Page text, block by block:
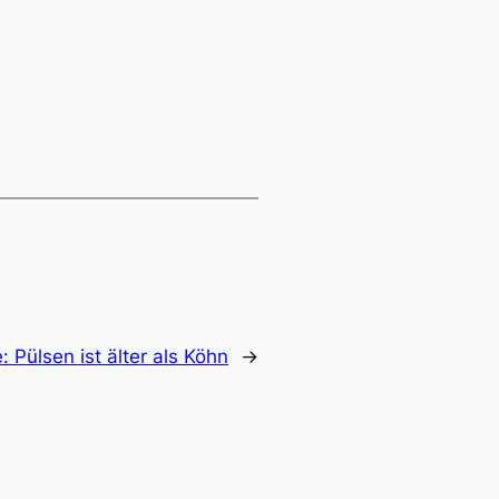
Pülsen ist älter als Köhn →